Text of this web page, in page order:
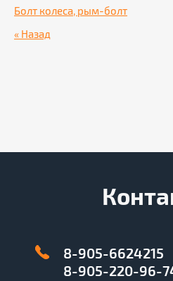
Болт колеса, рым-болт
« Назад
8-905-6624215
8-905-220-96-